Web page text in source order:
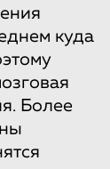
куда
Более